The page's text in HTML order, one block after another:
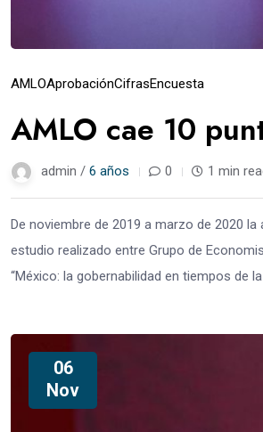
AMLOAprobaciónCifrasEncuesta
AMLO cae 10
admin / 6 años 0 1 min
De noviembre de 2019 a marzo de 2020
estudio realizado entre Grupo de
“México: la gobernabilidad en tiempos de
06
Nov